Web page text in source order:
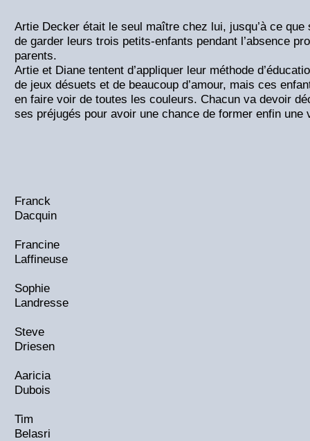
Artie Decker était le seul maître chez lui, jusqu’à ce que
de garder leurs trois petits-enfants pendant l’absence
parents.
Artie et Diane tentent d’appliquer leur méthode
de jeux désuets et de beaucoup d’amour, mais ces
en faire voir de toutes les couleurs. Chacun va devoir
ses préjugés pour avoir une chance de former enfin
Franck
Dacquin
Francine
Laffineuse
Sophie
Landresse
Steve
Driesen
Aaricia
Dubois
Tim
Belasri